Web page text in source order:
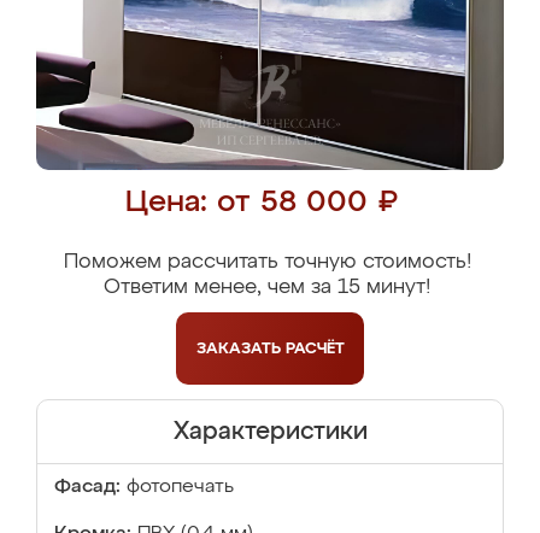
Цена: от 58 000 ₽
Поможем рассчитать точную стоимость!
Ответим менее, чем за 15 минут!
ЗАКАЗАТЬ РАСЧЁТ
Характеристики
Фасад: фотопечать